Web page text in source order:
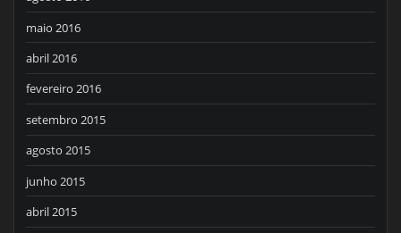
maio 2016
abril 2016
fevereiro 2016
setembro 2015
agosto 2015
junho 2015
abril 2015